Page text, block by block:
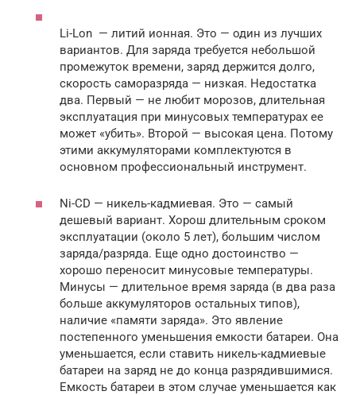
Li-Lon — литий ионная. Это — один из лучших
вариантов. Для заряда требуется небольшой
промежуток времени, заряд держится долго,
скорость саморазряда — низкая. Недостатка
два. Первый — не любит морозов, длительная
эксплуатация при минусовых температурах ее
может «убить». Второй — высокая цена. Потому
этими аккумуляторами комплектуются в
основном профессиональный инструмент.
Ni-CD — никель-кадмиевая. Это — самый
дешевый вариант. Хорош длительным сроком
эксплуатации (около 5 лет), большим числом
заряда/разряда. Еще одно достоинство —
хорошо переносит минусовые температуры.
Минусы — длительное время заряда (в два раза
больше аккумуляторов остальных типов),
наличие «памяти заряда». Это явление
постепенного уменьшения емкости батареи. Она
уменьшается, если ставить никель-кадмиевые
батареи на заряд не до конца разрядившимися.
Емкость батареи в этом случае уменьшается как